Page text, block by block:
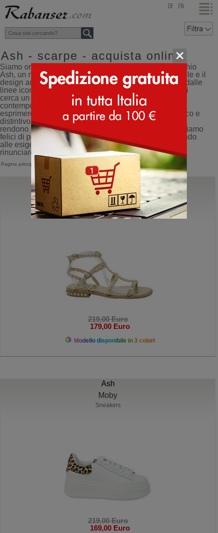
top DE EN
Ash - scarpe - acquista online
Siamo orgogliosi di essere rivenditori ufficiali del marchio
Ash, un nome che si distingue per il suo spirito giovanile e il
design audace. Le sneakers Ash, così come gli stivali dalle
linee iconiche, rappresentano una scelta ideale per chi
cerca un equilibrio perfetto tra comfort e stile
contemporaneo. Ogni modello è pensato per chi vuole
esprimere la propria personalità attraverso un look unico e
distintivo. L’originalità e la qualità delle scarpe Ash le
rendono uno dei prodotti più richiesti del momento, e siamo
felici di poterle offrire nella nostra selezione, rispondendo
alle esigenze di chi segue le ultime tendenze senza
rinunciare alla comodità.
Pagina principale
Ash
Precious
Sandali con cinturino
219,00 Euro
179,00 Euro
Modello disponibile in 3 colori
Ash
Moby
Sneakers
219,00 Euro
169,00 Euro